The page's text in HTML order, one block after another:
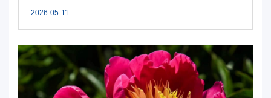
2026-05-11